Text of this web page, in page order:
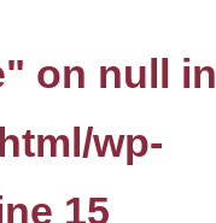
on null in
wp-
15